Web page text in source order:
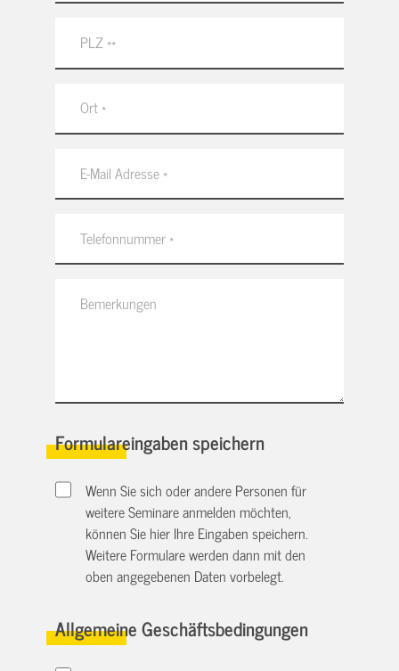
Formulareingaben speichern
Wenn Sie sich oder andere Personen für
weitere Seminare anmelden möchten,
können Sie hier Ihre Eingaben speichern.
Weitere Formulare werden dann mit den
oben angegebenen Daten vorbelegt.
Allgemeine Geschäftsbedingungen